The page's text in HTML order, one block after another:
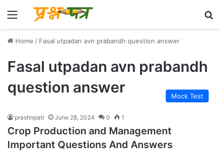
Menu
Home / Fasal utpadan avn prabandh question answer
Fasal utpadan avn prabandh
question answer
Mock Test
prashnpatr June 28, 2024 0 1
Crop Production and Management
Important Questions And Answers